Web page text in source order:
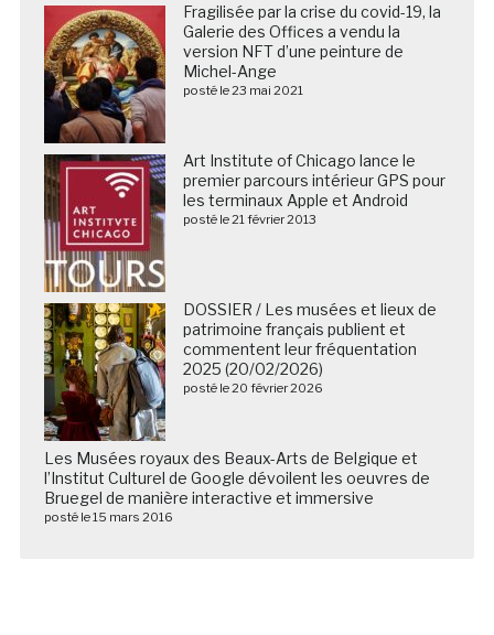
Fragilisée par la crise du covid-19, la
Galerie des Offices a vendu la
version NFT d’une peinture de
Michel-Ange
posté le 23 mai 2021
Art Institute of Chicago lance le
premier parcours intérieur GPS pour
les terminaux Apple et Android
posté le 21 février 2013
DOSSIER / Les musées et lieux de
patrimoine français publient et
commentent leur fréquentation
2025 (20/02/2026)
posté le 20 février 2026
Les Musées royaux des Beaux-Arts de Belgique et
l’Institut Culturel de Google dévoilent les oeuvres de
Bruegel de manière interactive et immersive
posté le 15 mars 2016